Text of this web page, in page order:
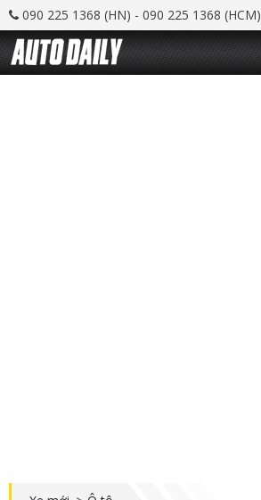
090 225 1368 (HN) - 090 225 1368 (HCM)